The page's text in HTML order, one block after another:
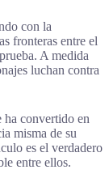
con la
fronteras entre el
A medida
luchan contra
ha convertido en
misma de su
es el verdadero
entre ellos.